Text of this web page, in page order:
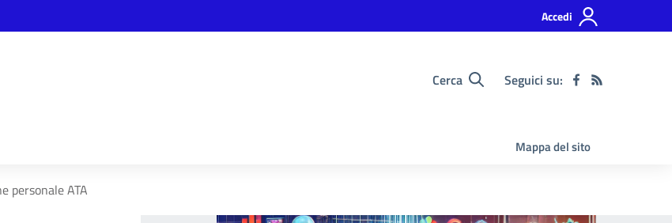
Accedi
Cerca Seguici su:
Mappa del sito
personale ATA